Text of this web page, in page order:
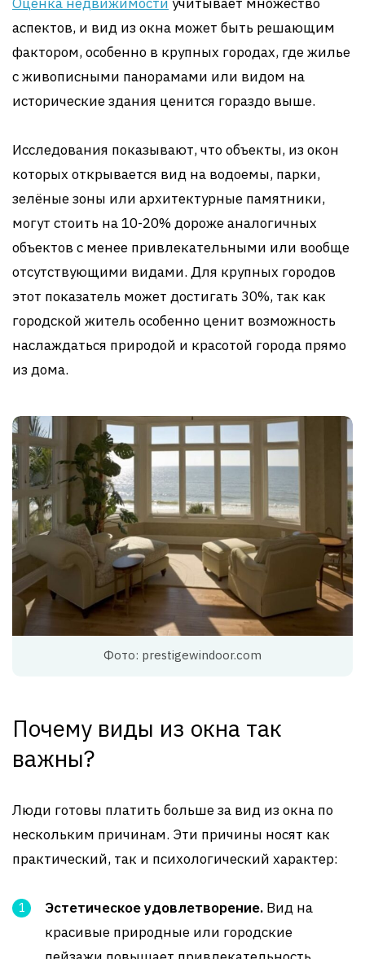
аспектов, и вид из окна может быть решающим
фактором, особенно в крупных городах, где жилье
с живописными панорамами или видом на
исторические здания ценится гораздо выше.
Исследования показывают, что объекты, из окон
которых открывается вид на водоемы, парки,
зелёные зоны или архитектурные памятники,
могут стоить на 10-20% дороже аналогичных
объектов с менее привлекательными или вообще
отсутствующими видами. Для крупных городов
этот показатель может достигать 30%, так как
городской житель особенно ценит возможность
наслаждаться природой и красотой города прямо
из дома.
Фото: prestigewindoor.com
Почему виды из окна так
важны?
Люди готовы платить больше за вид из окна по
нескольким причинам. Эти причины носят как
практический, так и психологический характер:
Эстетическое удовлетворение. Вид на
красивые природные или городские